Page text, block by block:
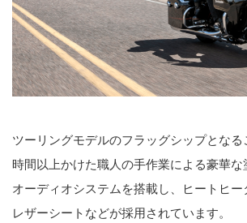
ツーリングモデルのフラッグシップとな
時間以上かけた職人の手作業による豪華
オーディオシステムを搭載し、ヒートヒー
レザーシートなどが採用されています。